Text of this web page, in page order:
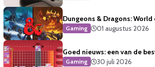
Dungeons & Dragons:
Gaming 01 augustus 2026
Goed nieuws: een van de
Gaming 30 juli 2026